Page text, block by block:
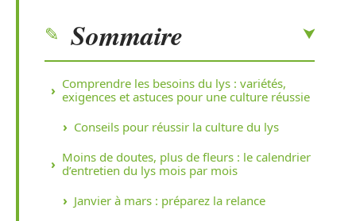
Sommaire
Comprendre les besoins du lys : variétés,
exigences et astuces pour une culture réussie
Conseils pour réussir la culture du lys
Moins de doutes, plus de fleurs : le calendrier
d’entretien du lys mois par mois
Janvier à mars : préparez la relance